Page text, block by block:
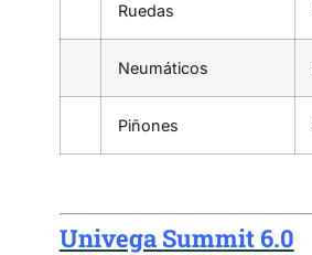
Ruedas
Neumáticos
Piñones
Univega Summit 6.0